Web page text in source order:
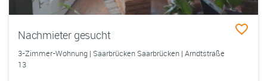
Nachmieter gesucht
3-Zimmer-Wohnung | Saarbrücken Saarbrücken | Arndtstraße
13